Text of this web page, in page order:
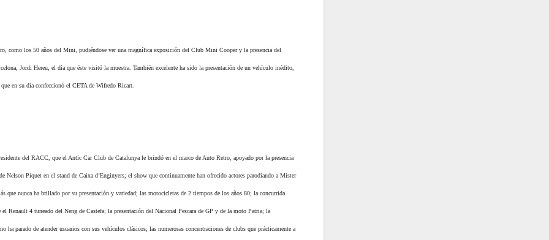
como los 50 años del Mini, pudiéndose ver una magnífica exposición del Club Mini Cooper y la presencia del
Jordi Hereu, el día que éste visitó la muestra. También excelente ha sido la presentación de un vehículo inédito,
en su día confeccionó el CETA de Wifredo Ricart.
del RACC, que el Antic Car Club de Catalunya le brindó en el marco de Auto Retro, apoyado por la presencia
Nelson Piquet en el stand de Caixa d’Enginyers; el show que continuamente han ofrecido actores parodiando a Mister
que nunca ha brillado por su presentación y variedad; las motocicletas de 2 tiempos de los años 80; la concurrida
4 tuneado del Neng de Castefa; la presentación del Nacional Pescara de GP y de la moto Patria; la
parado de atender usuarios con sus vehículos clásicos; las numerosas concentraciones de clubs que prácticamente a